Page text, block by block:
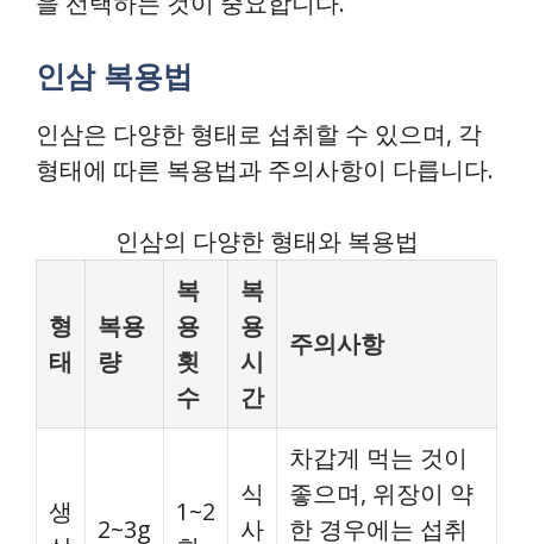
인삼 복용법
인삼은 다양한 형태로 섭취할 수 있으며, 각
형태에 따른 복용법과 주의사항이 다릅니다.
인삼의 다양한 형태와 복용법
형
태
복용
량
복
용
횟
수
복
용
시
간
주의사항
생
2~3g
1~2
식
사
차갑게 먹는 것이
좋으며, 위장이 약
한 경우에는 섭취